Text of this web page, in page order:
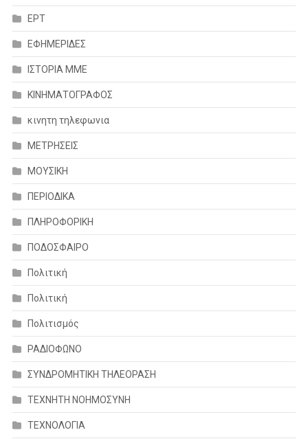
ΕΡΤ
ΕΦΗΜΕΡΙΔΕΣ
ΙΣΤΟΡΙΑ ΜΜΕ
ΚΙΝΗΜΑΤΟΓΡΑΦΟΣ
κινητη τηλεφωνια
ΜΕΤΡΗΣΕΙΣ
ΜΟΥΣΙΚΗ
ΠΕΡΙΟΔΙΚΑ
ΠΛΗΡΟΦΟΡΙΚΗ
ΠΟΔΟΣΦΑΙΡΟ
Πολιτική
Πολιτική
Πολιτισμός
ΡΑΔΙΟΦΩΝΟ
ΣΥΝΔΡΟΜΗΤΙΚΗ ΤΗΛΕΟΡΑΣΗ
ΤΕΧΝΗΤΗ ΝΟΗΜΟΣΥΝΗ
ΤΕΧΝΟΛΟΓΙΑ